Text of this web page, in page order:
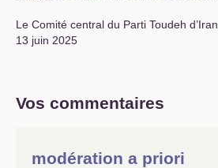
Le Comité central du Parti Toudeh d’Iran
13 juin 2025
Vos commentaires
modération a priori